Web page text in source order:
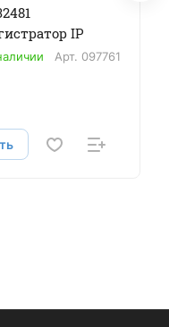
IP
Арт. 097761